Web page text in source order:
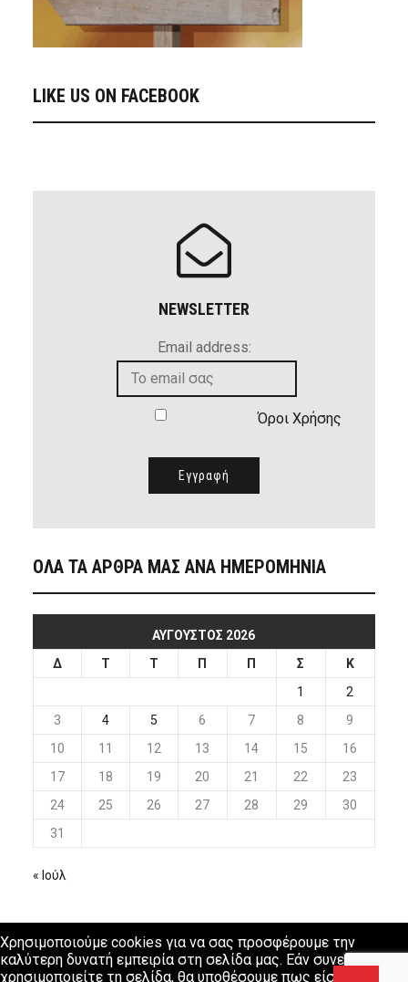
LIKE US ON FACEBOOK
NEWSLETTER
Email address:
Όροι Χρήσης
ΟΛΑ ΤΑ ΑΡΘΡΑ ΜΑΣ ΑΝΑ ΗΜΕΡΟΜΗΝΙΑ
ΑΎΓΟΥΣΤΟΣ 2026
Δ
Τ Τ Π Π Σ
Κ
1
2
3
4 5 6 7 8
9
10
11 12 13 14 15
16
17
18 19 20 21 22
23
24
25 26 27 28 29
30
31
« Ιούλ
Χρησιμοποιούμε cookies για να σας προσφέρουμε την
καλύτερη δυνατή εμπειρία στη σελίδα μας. Εάν συνεχίσετε να
χρησιμοποιείτε τη σελίδα, θα υποθέσουμε πως είστε